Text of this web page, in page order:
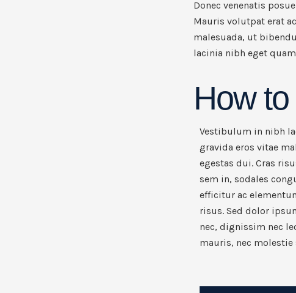
Donec venenatis
Mauris volutpat erat
malesuada, ut
lacinia nibh eget
How
Vestibulum in nibh
gravida eros vitae
egestas dui. Cras
sem in, sodales
efficitur ac
risus. Sed dolor
nec, dignissim nec
mauris, nec